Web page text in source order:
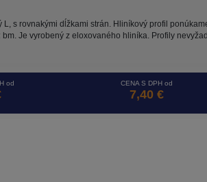
L, s rovnakými dĺžkami strán. Hliníkový profil
Je vyrobený z eloxovaného hliníka. Profily
od CENA S DPH od
7,40 €